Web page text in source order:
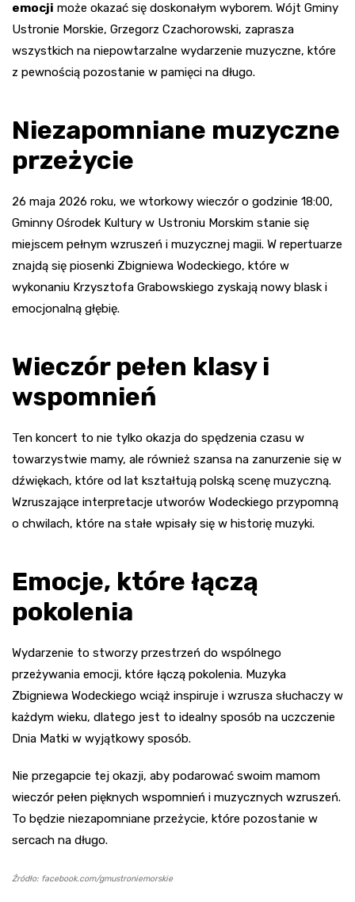
emocji może okazać się doskonałym wyborem. Wójt Gminy
Ustronie Morskie, Grzegorz Czachorowski, zaprasza
wszystkich na niepowtarzalne wydarzenie muzyczne, które
z pewnością pozostanie w pamięci na długo.
Niezapomniane muzyczne
przeżycie
26 maja 2026 roku, we wtorkowy wieczór o godzinie 18:00,
Gminny Ośrodek Kultury w Ustroniu Morskim stanie się
miejscem pełnym wzruszeń i muzycznej magii. W repertuarze
znajdą się piosenki Zbigniewa Wodeckiego, które w
wykonaniu Krzysztofa Grabowskiego zyskają nowy blask i
emocjonalną głębię.
Wieczór pełen klasy i
wspomnień
Ten koncert to nie tylko okazja do spędzenia czasu w
towarzystwie mamy, ale również szansa na zanurzenie się w
dźwiękach, które od lat kształtują polską scenę muzyczną.
Wzruszające interpretacje utworów Wodeckiego przypomną
o chwilach, które na stałe wpisały się w historię muzyki.
Emocje, które łączą
pokolenia
Wydarzenie to stworzy przestrzeń do wspólnego
przeżywania emocji, które łączą pokolenia. Muzyka
Zbigniewa Wodeckiego wciąż inspiruje i wzrusza słuchaczy w
każdym wieku, dlatego jest to idealny sposób na uczczenie
Dnia Matki w wyjątkowy sposób.
Nie przegapcie tej okazji, aby podarować swoim mamom
wieczór pełen pięknych wspomnień i muzycznych wzruszeń.
To będzie niezapomniane przeżycie, które pozostanie w
sercach na długo.
Źródło: facebook.com/gmustroniemorskie